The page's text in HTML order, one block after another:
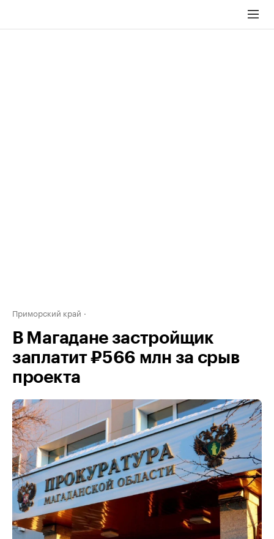
Приморский край
В Магадане застройщик
заплатит ₽566 млн за срыв
проекта